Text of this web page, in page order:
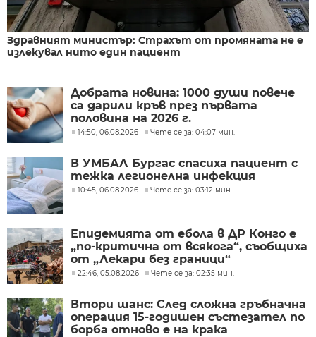
Здравният министър: Страхът от промяната не е
излекувал нито един пациент
Добрата новина: 1000 души повече
са дарили кръв през първата
половина на 2026 г.
14:50, 06.08.2026 Чете се за: 04:07 мин.
В УМБАЛ Бургас спасиха пациент с
тежка легионелна инфекция
10:45, 06.08.2026 Чете се за: 03:12 мин.
Епидемията от ебола в ДР Конго е
„по-критична от всякога“, съобщиха
от „Лекари без граници“
22:46, 05.08.2026 Чете се за: 02:35 мин.
Втори шанс: След сложна гръбначна
операция 15-годишен състезател по
борба отново е на крака